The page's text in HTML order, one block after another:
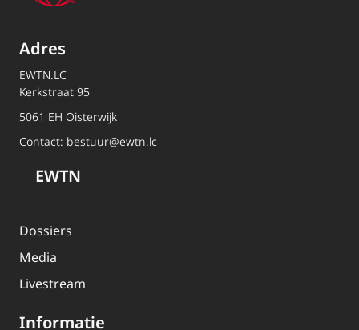
Adres
EWTN.LC
Kerkstraat 95
5061 EH Oisterwijk
Contact: bestuur@ewtn.lc
EWTN
Dossiers
Media
Livestream
Informatie